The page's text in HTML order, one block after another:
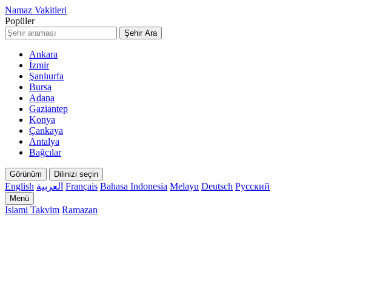
Namaz Vakitleri
Popüler
Şehir Ara
Ankara
İzmir
Şanlıurfa
Bursa
Adana
Gaziantep
Konya
Çankaya
Antalya
Bağcılar
Görünüm Dilinizi seçin
English العربية Français Bahasa Indonesia Melayu Deutsch Русский
Menü
Islami Takvim Ramazan